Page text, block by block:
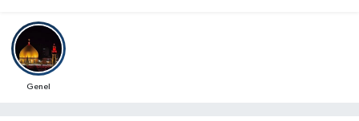
Genel
Iğdır Trafik Yoğunluk Haritası
Süper Lig Puan Durumu ve Fikstür